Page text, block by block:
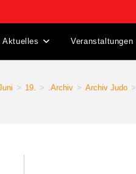
Aktuelles Veranstaltungen
> 19. > .Archiv > Archiv Judo >